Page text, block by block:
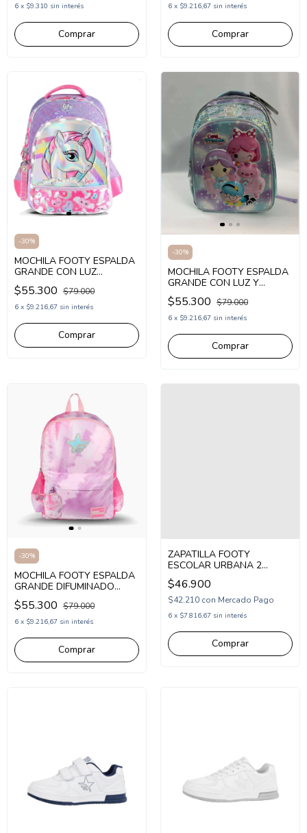
6 x $9.310 sin interés 6 x $9.216,67 sin interés
-30%
MOCHILA FOOTY ESPALDA
GRANDE CON LUZ
UNICORNIO 18 PULGADAS
(FX2103)
$55.300 $79.000
6 x $9.216,67 sin interés
-30%
MOCHILA FOOTY ESPALDA
GRANDE CON LUZ Y
LENTEJUELA COOL
FRIENDS (FX1803)
$55.300 $79.000
6 x $9.216,67 sin interés
-30%
MOCHILA FOOTY ESPALDA
GRANDE DIFUMINADO
LOGO FOOTY (FX1063)
$55.300 $79.000
6 x $9.216,67 sin interés
ZAPATILLA FOOTY
ESCOLAR URBANA 2
ABROJOS 26-34 NEGRO
(SCH71/1N)
$46.900
$42.210 con Mercado Pago
6 x $7.816,67 sin interés
Comprar